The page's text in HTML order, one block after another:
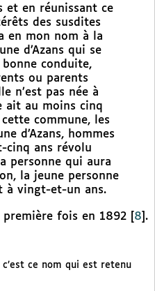
et en réunissant ce
des susdites
en mon nom à la
d’Azans qui se
conduite,
ou parents
n’est pas née à
ait au moins cinq
commune, les
d’Azans, hommes
cinq ans révolu
personne qui aura
la jeune personne
à vingt-et-un ans.
fois en 1892 8 .
ce nom qui est retenu